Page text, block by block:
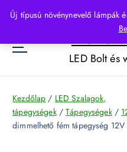
Új típusú növénynevelő lámpák
p
o
LED Bolt és
Kezdőlap / LED Szalagok,
tápegységek/Tápegységek/
dimmelhető fém tápegység